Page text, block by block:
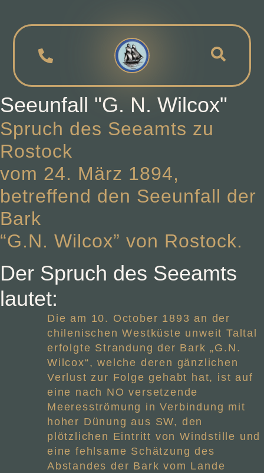
Seeunfall "G. N. Wilcox"
Spruch des Seeamts zu
Rostock
vom 24. März 1894,
betreffend den Seeunfall der
Bark
“G.N. Wilcox” von Rostock.
Der Spruch des Seeamts
lautet:
Die am 10. October 1893 an der
chilenischen Westküste unweit Taltal
erfolgte Strandung der Bark „G.N.
Wilcox“, welche deren gänzlichen
Verlust zur Folge gehabt hat, ist auf
eine nach NO versetzende
Meeresströmung in Verbindung mit
hoher Dünung aus SW, den
plötzlichen Eintritt von Windstille und
eine fehlsame Schätzung des
Abstandes der Bark vom Lande